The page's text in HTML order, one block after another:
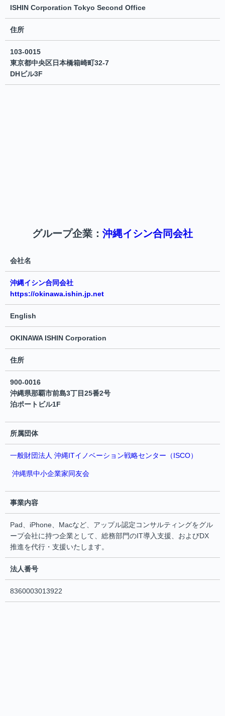
ISHIN Corporation Tokyo Second Office
住所
103-0015
東京都中央区日本橋箱崎町32-7
DHビル3F
グループ企業： 沖縄イシン合同会社
会社名
沖縄イシン合同会社
https://okinawa.ishin.jp.net
English
OKINAWA ISHIN Corporation
住所
900-0016
沖縄県那覇市前島3丁目25番2号
泊ポートビル1F
所属団体
一般財団法人 沖縄ITイノベーション戦略センター（ISCO）
沖縄県中小企業家同友会
事業内容
Pad、iPhone、Macなど、アップル認定コンサルティングをグル
ープ会社に持つ企業として、総務部門のIT導入支援、およびDX
推進を代行・支援いたします。
法人番号
8360003013922